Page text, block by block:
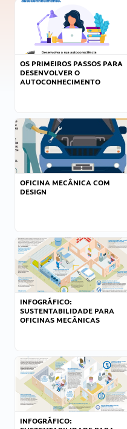
OS PRIMEIROS PASSOS PARA
DESENVOLVER O
AUTOCONHECIMENTO
OFICINA MECÂNICA COM
DESIGN
INFOGRÁFICO:
SUSTENTABILIDADE PARA
OFICINAS MECÂNICAS
INFOGRÁFICO: